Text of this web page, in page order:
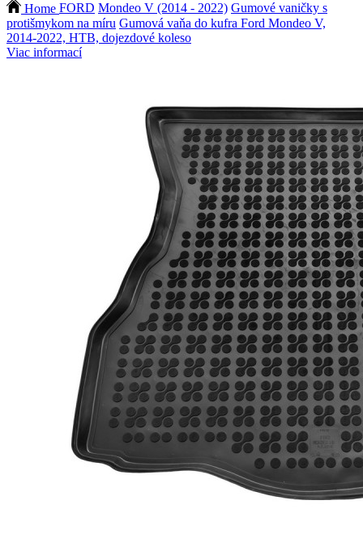
Home FORD Mondeo V (2014 - 2022) Gumové vaničky s
protišmykom na míru Gumová vaňa do kufra Ford Mondeo V,
2014-2022, HTB, dojezdové koleso
Viac informací